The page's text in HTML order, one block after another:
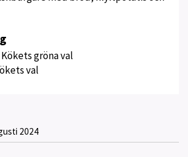
Kökets gröna val
val
2024